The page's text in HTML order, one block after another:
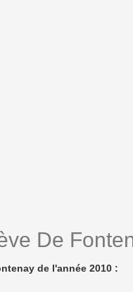
De
de l'année 2010 :